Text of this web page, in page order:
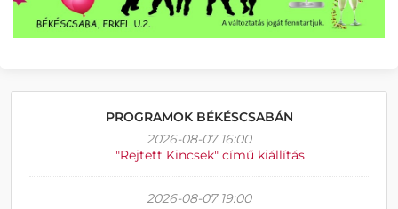
PROGRAMOK BÉKÉSCSABÁN
2026-08-07 16:00
"Rejtett Kincsek" című kiállítás
2026-08-07 19:00